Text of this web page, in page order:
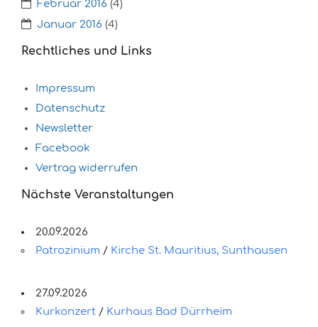
Februar 2016 (4)
Januar 2016 (4)
Rechtliches und Links
Impressum
Datenschutz
Newsletter
Facebook
Vertrag widerrufen
Nächste Veranstaltungen
20.09.2026
Patrozinium / Kirche St. Mauritius, Sunthausen
27.09.2026
Kurkonzert / Kurhaus Bad Dürrheim